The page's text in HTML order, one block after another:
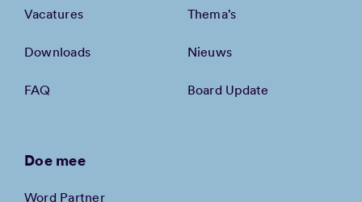
Vacatures
Downloads
FAQ
Thema’s
Nieuws
Board Update
Doe mee
Word Partner